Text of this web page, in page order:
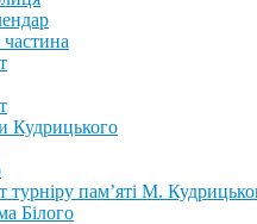
Кудрицького
турніру пам’яті М.
Білого